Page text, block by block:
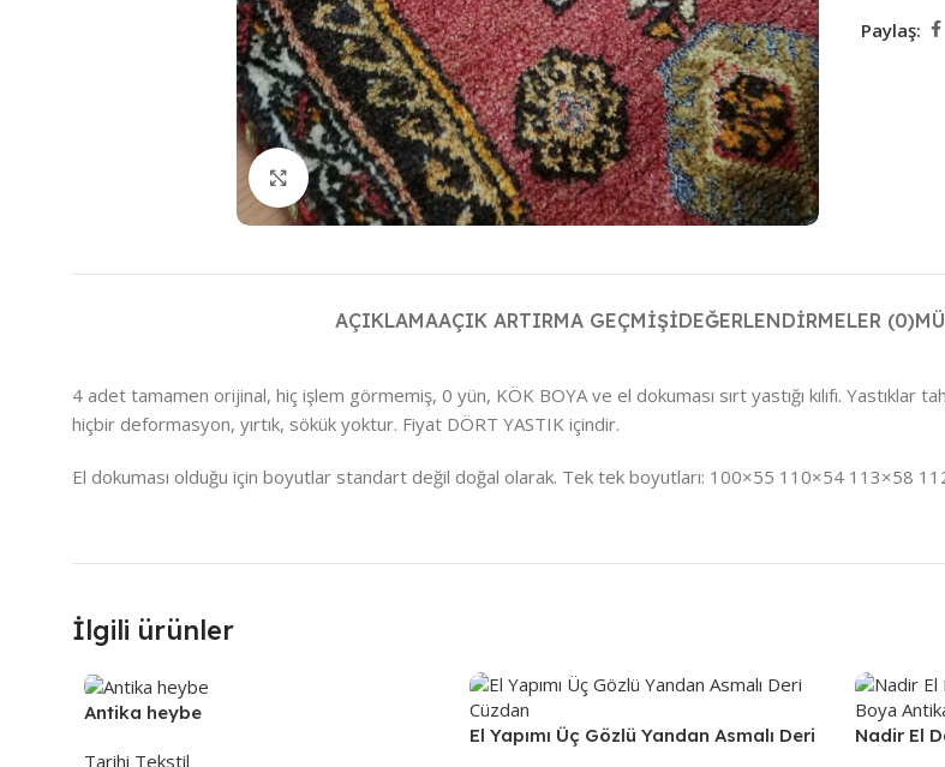
Büyütmek için tıklayın
Paylaş:
AÇIKLAMAAÇIK ARTIRMA GEÇMIŞIDEĞERLENDIRMELER (0)
4 adet tamamen orijinal, hiç işlem görmemiş, 0 yün, KÖK BOYA ve el dokuması sırt yastığı kılıfı. Yastıklar
hiçbir deformasyon, yırtık, sökük yoktur. Fiyat DÖRT YASTIK içindir.
El dokuması olduğu için boyutlar standart değil doğal olarak. Tek tek boyutları: 100×55 110×54 113×58
İlgili ürünler
Antika heybe
Tarihi Tekstil
El Yapımı Üç Gözlü Yandan Asmalı Deri
Nadir El